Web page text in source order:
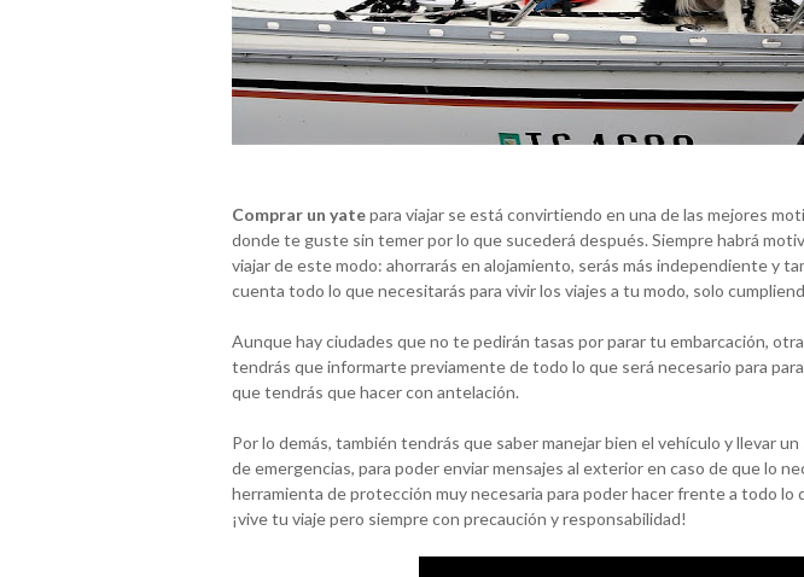
Comprar un yatepara viajar se está convirtiendo en una de las mejores
donde te guste sin temer por lo que sucederá después. Siempre habrá
viajar de este modo: ahorrarás en alojamiento, serás más independiente y
cuenta todo lo que necesitarás para vivir los viajes a tu modo, solo
Aunque hay ciudades que no te pedirán tasas por parar tu embarcación,
tendrás que informarte previamente de todo lo que será necesario para
que tendrás que hacer con antelación.
Por lo demás, también tendrás que saber manejar bien el vehículo y llevar
de emergencias, para poder enviar mensajes al exterior en caso de que lo
herramienta de protección muy necesaria para poder hacer frente a todo lo
¡vive tu viaje pero siempre con precaución y responsabilidad!